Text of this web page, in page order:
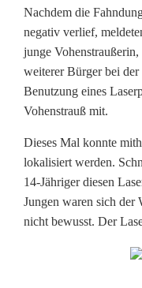
r
g
e
b
l
e
n
d
Nachdem die
negativ verlief,
junge
weiterer Bürger bei
Benutzung eines
Vohenstrauß mit.
Dieses Mal konnte
lokalisiert werden.
14-Jähriger diesen
Jungen waren sich der
nicht bewusst. Der